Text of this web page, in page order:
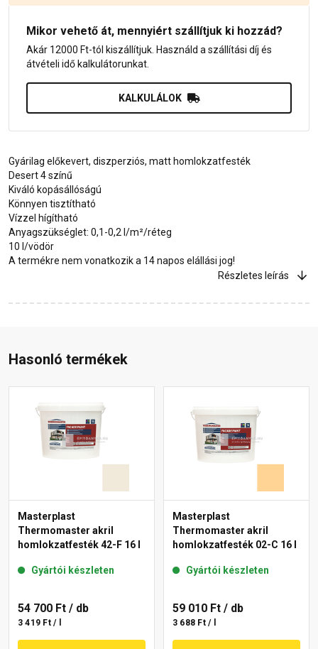
Mikor vehető át, mennyiért szállítjuk ki hozzád?
Akár 12000 Ft-tól kiszállítjuk. Használd a szállítási díj és
átvételi idő kalkulátorunkat.
KALKULÁLOK
Gyárilag előkevert, diszperziós, matt homlokzatfesték
Desert 4 színű
Kiváló kopásállóságú
Könnyen tisztítható
Vízzel hígítható
Anyagszükséglet: 0,1-0,2 l/m²/réteg
10 l/vödör
A termékre nem vonatkozik a 14 napos elállási jog!
Részletes leírás
Hasonló termékek
Masterplast
Thermomaster akril
homlokzatfesték 42-F 16 l
Gyártói készleten
54 700 Ft / db
3 419 Ft / l
Masterplast
Thermomaster akril
homlokzatfesték 02-C 16 l
Gyártói készleten
59 010 Ft / db
3 688 Ft / l